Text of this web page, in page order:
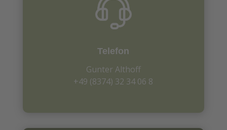
Telefon
Gunter Althoff
+49 (8374) 32 34 06 8